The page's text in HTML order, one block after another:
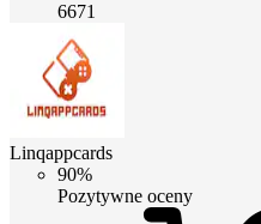
6671
Linqappcards
90%
Pozytywne oceny